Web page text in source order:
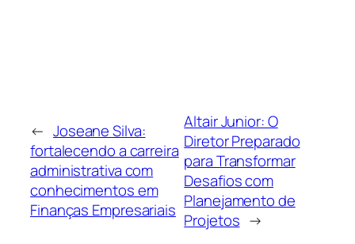
← Joseane Silva:
fortalecendo a carreira
administrativa com
conhecimentos em
Finanças Empresariais
Altair Junior: O
Diretor Preparado
para Transformar
Desafios com
Planejamento de
Projetos →